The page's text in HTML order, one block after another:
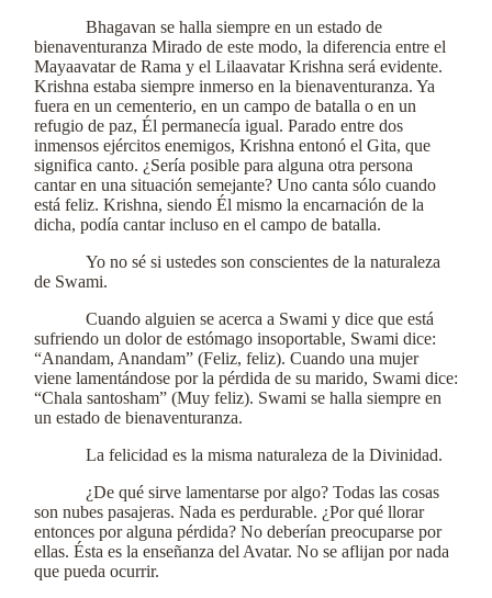
Bhagavan se halla siempre en un estado de
bienaventuranza Mirado de este modo, la diferencia entre el
Mayaavatar de Rama y el Lilaavatar Krishna será evidente.
Krishna estaba siempre inmerso en la bienaventuranza. Ya
fuera en un cementerio, en un campo de batalla o en un
refugio de paz, Él permanecía igual. Parado entre dos
inmensos ejércitos enemigos, Krishna entonó el Gita, que
significa canto. ¿Sería posible para alguna otra persona
cantar en una situación semejante? Uno canta sólo cuando
está feliz. Krishna, siendo Él mismo la encarnación de la
dicha, podía cantar incluso en el campo de batalla.
Yo no sé si ustedes son conscientes de la naturaleza
de Swami.
Cuando alguien se acerca a Swami y dice que está
sufriendo un dolor de estómago insoportable, Swami dice:
“Anandam, Anandam” (Feliz, feliz). Cuando una mujer
viene lamentándose por la pérdida de su marido, Swami dice:
“Chala santosham” (Muy feliz). Swami se halla siempre en
un estado de bienaventuranza.
La felicidad es la misma naturaleza de la Divinidad.
¿De qué sirve lamentarse por algo? Todas las cosas
son nubes pasajeras. Nada es perdurable. ¿Por qué llorar
entonces por alguna pérdida? No deberían preocuparse por
ellas. Ésta es la enseñanza del Avatar. No se aflijan por nada
que pueda ocurrir.